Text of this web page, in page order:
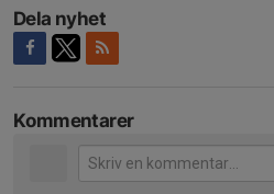
Dela nyhet
Kommentarer